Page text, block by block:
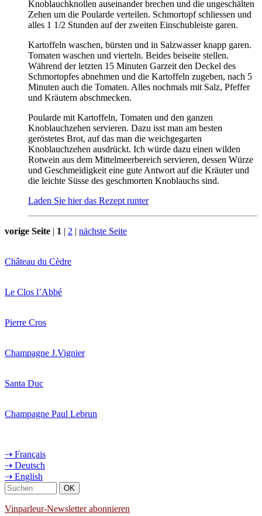
Knoblauchknollen auseinander brechen und die ungeschälten
Zehen um die Poularde verteilen. Schmortopf schliessen und
alles 1 1/2 Stunden auf der zweiten Einschubleiste garen.
Kartoffeln waschen, bürsten und in Salzwasser knapp garen.
Tomaten waschen und vierteln. Beides beiseite stellen.
Während der letzten 15 Minuten Garzeit den Deckel des
Schmortopfes abnehmen und die Kartoffeln zugeben, nach 5
Minuten auch die Tomaten. Alles nochmals mit Salz, Pfeffer
und Kräutern abschmecken.
Poularde mit Kartoffeln, Tomaten und den ganzen
Knoblauchzehen servieren. Dazu isst man am besten
geröstetes Brot, auf das man die weichgegarten
Knoblauchzehen ausdrückt. Ich würde dazu einen wilden
Rotwein aus dem Mittelmeerbereich servieren, dessen Würze
und Geschmeidigkeit eine gute Antwort auf die Kräuter und
die leichte Süsse des geschmorten Knoblauchs sind.
Laden Sie hier das Rezept runter
vorige Seite | 1 | 2 | nächste Seite
Château du Cèdre
Le Clos l’Abbé
Pierre Cros
Champagne J.Vignier
Santa Duc
Champagne Paul Lebrun
⇢ Français
⇢ Deutsch
⇢ English
Vinparleur-Newsletter abonnieren